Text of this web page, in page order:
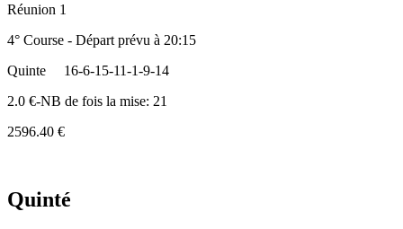
Réunion 1
4° Course - Départ prévu à 20:15
Quinte
16-6-15-11-1-9-14
2.0 €-NB de fois la mise: 21
2596.40 €
Quinté